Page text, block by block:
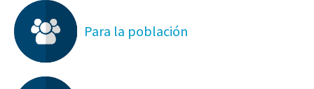
Para la población